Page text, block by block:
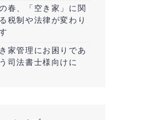
春、「空き家」に関
税制や法律が変わり
家管理にお困りであ
司法書士様向けに